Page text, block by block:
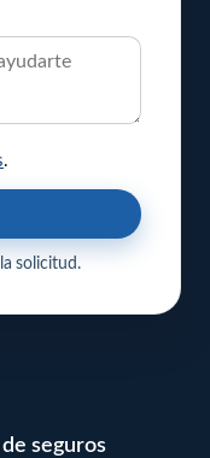
.
solicitud.
seguros